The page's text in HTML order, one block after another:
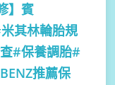
】賓
其林輪胎規
#保養調胎#
推薦保